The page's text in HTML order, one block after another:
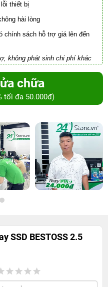
thiết bị
hài lòng
chính sách hỗ trợ giá lên đến
không phát sinh chi phí khác
chữa
tối đa 50.000đ)
SSD BESTOSS 2.5